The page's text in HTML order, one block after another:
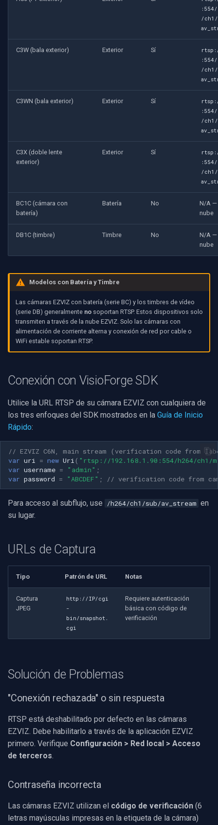
/
C3W (bala exterior) Exterior Sí
/
C3WN (bala exterior) Exterior Sí
/
C3X (doble lente
exterior)
Exterior Sí
/
BC1C (cámara con
batería)
Batería No
N/A —
nube
DB1C (timbre) Timbre No
N/A —
nube
Modelos con Batería y Timbre
Las cámaras EZVIZ con batería (serie BC) y los timbres de vídeo
(serie DB) generalmente no soportan RTSP. Estos dispositivos solo
transmiten a través de la nube EZVIZ. Solo las cámaras con
alimentación de corriente alterna y conexión de red por cable o
WiFi estable soportan RTSP.
Conexión con VisioForge SDK
Utilice la URL RTSP de su cámara EZVIZ con cualquiera de
los tres enfoques del SDK mostrados en la Guía de Inicio
Rápido:
// EZVIZ C6N, main stream (verification code from
var uri = new Uri ( "rtsp://192.168.1.90:554/h264/ch1/
var username = "admin" ;
var password = "ABCDEF" ; // verification code from
Para acceso al subflujo, use /h264/ch1/sub/av_stream en
su lugar.
URLs de Captura
Tipo Patrón de URL Notas
Captura
JPEG
http://IP/cgi
-
bin/snapshot.
cgi
Requiere autenticación
básica con código de
verificación
Solución de Problemas
"Conexión rechazada" o sin respuesta
RTSP está deshabilitado por defecto en las cámaras
EZVIZ. Debe habilitarlo a través de la aplicación EZVIZ
primero. Verifique Configuración > Red local > Acceso
de terceros.
Contraseña incorrecta
Las cámaras EZVIZ utilizan el código de verificación (6
letras mayúsculas impresas en la etiqueta de la cámara)